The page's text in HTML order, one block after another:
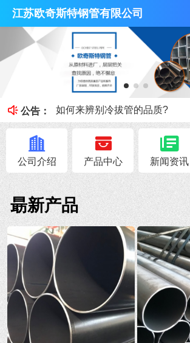
江苏欧奇斯特钢管有限公司
公告：
冷拔管的光亮度特征
冷拔管对比热轧管有什么区别
如何来辨别冷拔管的品质?
钢管知识----冷拔管和热轧管区别
无锡不锈钢焊管原料的加工性能
公司介绍 产品中心 新闻资讯
朂新产品